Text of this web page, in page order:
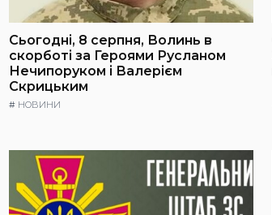
Сьогодні, 8 серпня, Волинь в
скорботі за Героями Русланом
Нечипоруком і Валерієм
Скрицьким
# НОВИНИ